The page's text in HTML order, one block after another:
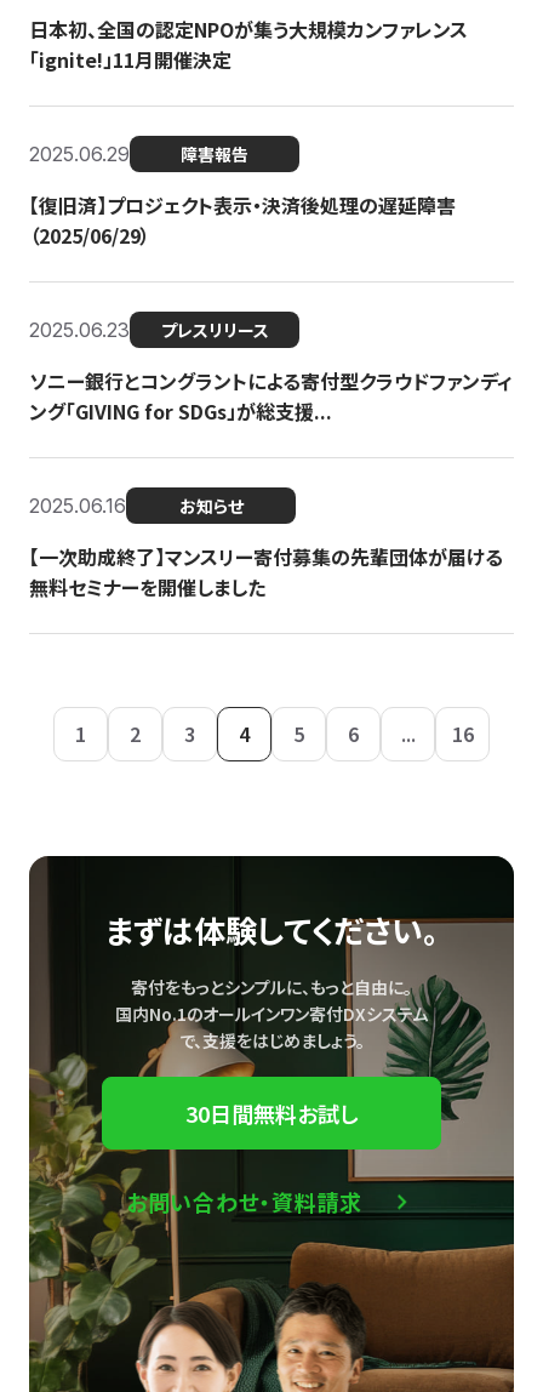
日本初、全国の認定NPOが集う大規模カンファレンス
「ignite!」11月開催決定
2025.06.29 障害報告
【復旧済】プロジェクト表示・決済後処理の遅延障害
（2025/06/29）
2025.06.23 プレスリリース
ソニー銀行とコングラントによる寄付型クラウドファンディ
ング「GIVING for SDGs」が総支援...
2025.06.16 お知らせ
【一次助成終了】マンスリー寄付募集の先輩団体が届ける
無料セミナーを開催しました
1 2 3 4 5 6 ... 16
まずは体験してください。
寄付をもっとシンプルに、もっと自由に。
国内No.1のオールインワン寄付DXシステム
で、支援をはじめましょう。
30日間無料お試し
お問い合わせ・資料請求